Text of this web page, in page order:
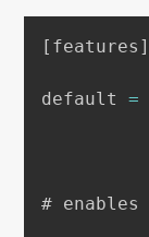
[ features ]
default =
# enables